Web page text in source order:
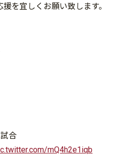
を宜しくお願い致します。
合
mQ4h2e1iqb